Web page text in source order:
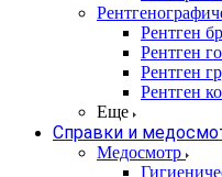
Рентген
Рентген
Рентген
Рентген
Еще
Справки и
Медосмотр